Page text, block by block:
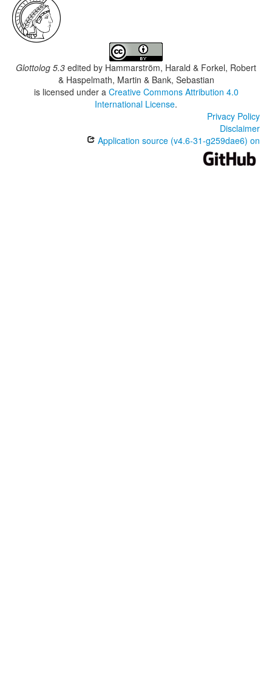
Glottolog 5.3 edited by Hammarström, Harald & Forkel, Robert
& Haspelmath, Martin & Bank, Sebastian
is licensed under a Creative Commons Attribution 4.0
International License.
Privacy Policy
Disclaimer
Application source (v4.6-31-g259dae6) on